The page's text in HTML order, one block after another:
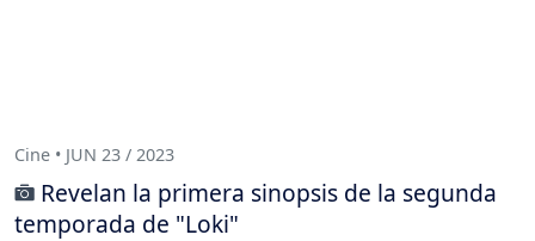
Cine • JUN 23 / 2023
Revelan la primera sinopsis de la segunda
temporada de "Loki"